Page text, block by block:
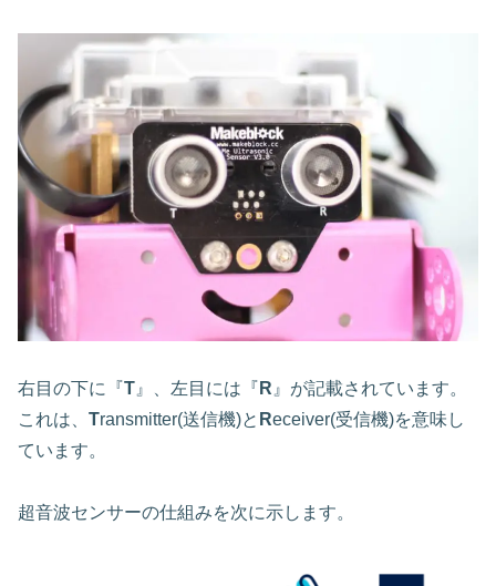
右目の下に『T 』、左目には『 R 』が記載されています。
これは、 Transmitter(送信機)と Receiver(受信機)を意味し
ています。
超音波センサーの仕組みを次に示します。